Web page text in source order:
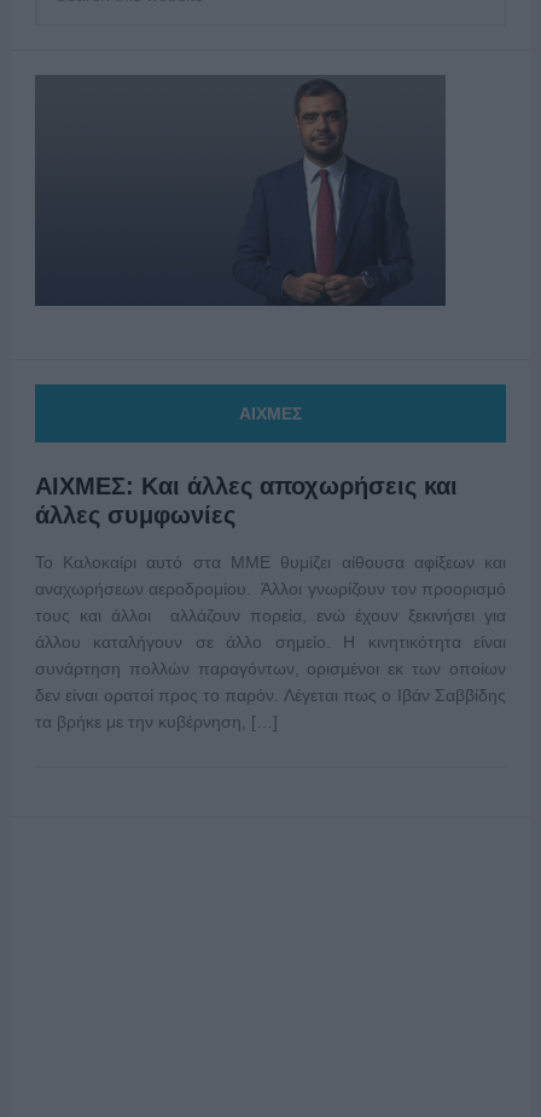
ΑΙΧΜΕΣ
ΑΙΧΜΕΣ: Και άλλες αποχωρήσεις και
άλλες συμφωνίες
Το Καλοκαίρι αυτό στα ΜΜΕ θυμίζει αίθουσα αφίξεων και
αναχωρήσεων αεροδρομίου. Άλλοι γνωρίζουν τον προορισμό
τους και άλλοι αλλάζουν πορεία, ενώ έχουν ξεκινήσει για
άλλου καταλήγουν σε άλλο σημείο. Η κινητικότητα είναι
συνάρτηση πολλών παραγόντων, ορισμένοι εκ των οποίων
δεν είναι ορατοί προς το παρόν. Λέγεται πως ο Ιβάν Σαββίδης
τα βρήκε με την κυβέρνηση, […]